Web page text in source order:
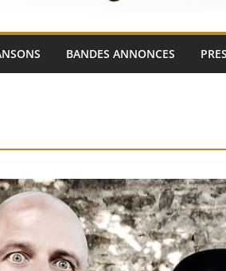
BANDES ANNONCES